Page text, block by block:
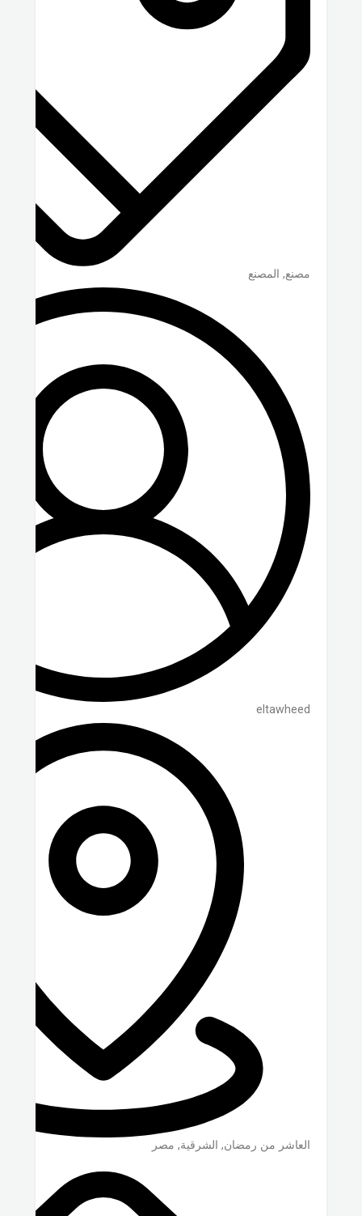
مصنع, المصنع
eltawheed
العاشر من رمضان, الشرقية, مصر